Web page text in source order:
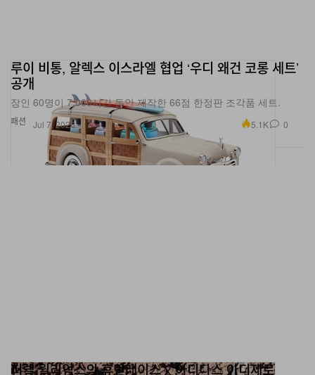
패션
루이 비통, 알렉스 이스라엘 협업 ‘우디 왜건 코롱 세트’
공개
장인 60명이 7,000시간 동안 제작한 66점 한정판 조각품 세트.
Jul 7, 2026 5.1K 0
퍼렐 윌리엄스의 휴먼레이스 x 아디다스 아디제로